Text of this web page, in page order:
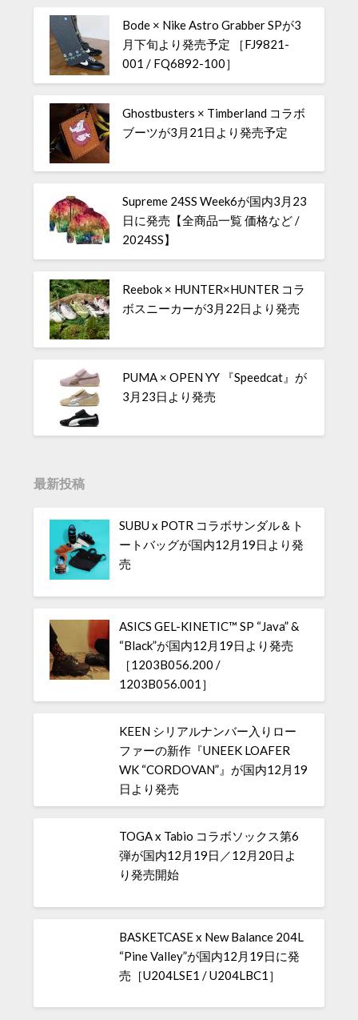
Bode × Nike Astro Grabber SPが3
月下旬より発売予定 ［FJ9821-
001 / FQ6892-100］
Ghostbusters × Timberland コラボ
ブーツが3月21日より発売予定
Supreme 24SS Week6が国内3月23
日に発売【全商品一覧 価格など /
2024SS】
Reebok × HUNTER×HUNTER コラ
ボスニーカーが3月22日より発売
PUMA × OPEN YY 『Speedcat』が
3月23日より発売
最新投稿
SUBU x POTR コラボサンダル＆ト
ートバッグが国内12月19日より発
売
ASICS GEL-KINETIC™ SP “Java” &
“Black”が国内12月19日より発売
［1203B056.200 /
1203B056.001］
KEEN シリアルナンバー入りロー
ファーの新作『UNEEK LOAFER
WK “CORDOVAN”』が国内12月19
日より発売
TOGA x Tabio コラボソックス第6
弾が国内12月19日／12月20日よ
り発売開始
BASKETCASE x New Balance 204L
“Pine Valley”が国内12月19日に発
売［U204LSE1 / U204LBC1］